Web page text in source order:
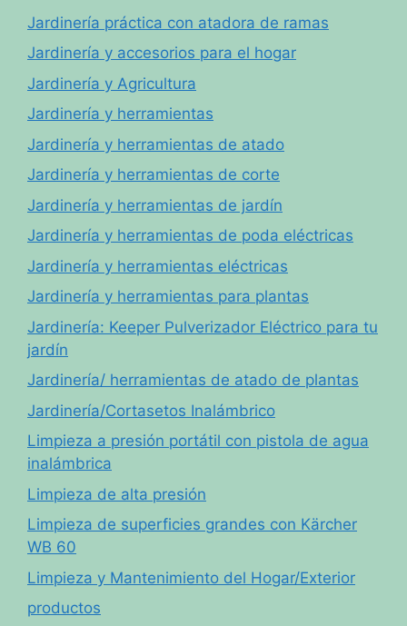
Jardinería práctica con atadora de ramas
Jardinería y accesorios para el hogar
Jardinería y Agricultura
Jardinería y herramientas
Jardinería y herramientas de atado
Jardinería y herramientas de corte
Jardinería y herramientas de jardín
Jardinería y herramientas de poda eléctricas
Jardinería y herramientas eléctricas
Jardinería y herramientas para plantas
Jardinería: Keeper Pulverizador Eléctrico para tu
jardín
Jardinería/ herramientas de atado de plantas
Jardinería/Cortasetos Inalámbrico
Limpieza a presión portátil con pistola de agua
inalámbrica
Limpieza de alta presión
Limpieza de superficies grandes con Kärcher
WB 60
Limpieza y Mantenimiento del Hogar/Exterior
productos